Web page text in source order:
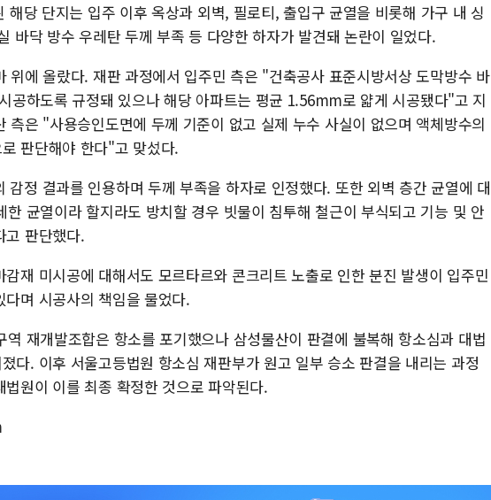
해당 단지는 입주 이후 옥상과 외벽, 필로티, 출입구 균열을 비롯해 가구 내 싱
바닥 방수 우레탄 두께 부족 등 다양한 하자가 발견돼 논란이 일었다.
위에 올랐다. 재판 과정에서 입주민 측은 "건축공사 표준시방서상 도막방수 바
하도록 규정돼 있으나 해당 아파트는 평균 1.56mm로 얇게 시공됐다"고 지
측은 "사용승인도면에 두께 기준이 없고 실제 누수 사실이 없으며 액체방수의
판단해야 한다"고 맞섰다.
감정 결과를 인용하며 두께 부족을 하자로 인정했다. 또한 외벽 층간 균열에 대
균열이라 할지라도 방치할 경우 빗물이 침투해 철근이 부식되고 기능 및 안
고 판단했다.
재 미시공에 대해서도 모르타르와 콘크리트 노출로 인한 분진 발생이 입주민
며 시공사의 책임을 물었다.
역 재개발조합은 항소를 포기했으나 삼성물산이 판결에 불복해 항소심과 대법
다. 이후 서울고등법원 항소심 재판부가 원고 일부 승소 판결을 내리는 과정
원이 이를 최종 확정한 것으로 파악된다.